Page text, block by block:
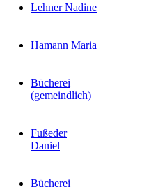
Lehner Nadine
Hamann Maria
Bücherei
(gemeindlich)
Fußeder
Daniel
Bücherei